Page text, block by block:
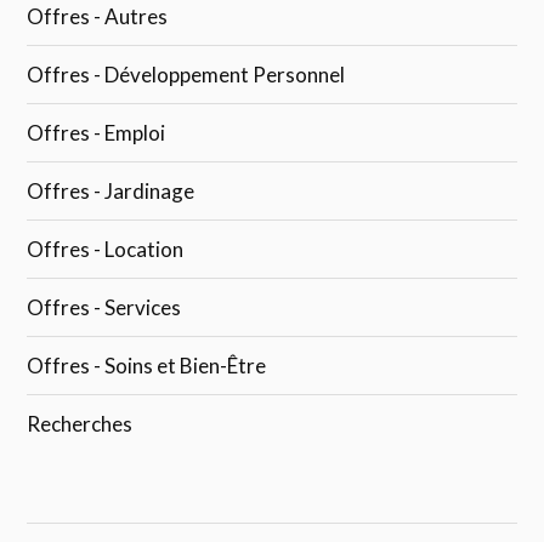
Offres - Autres
Offres - Développement Personnel
Offres - Emploi
Offres - Jardinage
Offres - Location
Offres - Services
Offres - Soins et Bien-Être
Recherches